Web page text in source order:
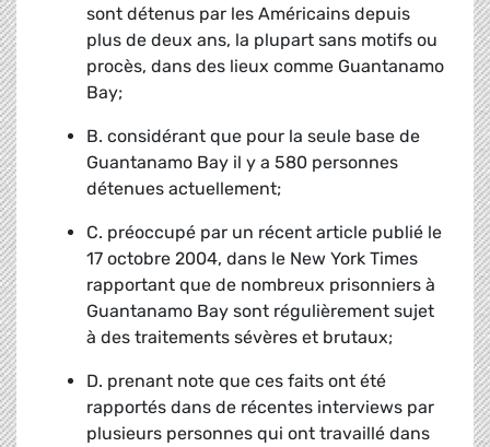
sont détenus par les Américains depuis
plus de deux ans, la plupart sans motifs ou
procès, dans des lieux comme Guantanamo
Bay;
B. considérant que pour la seule base de
Guantanamo Bay il y a 580 personnes
détenues actuellement;
C. préoccupé par un récent article publié le
17 octobre 2004, dans le New York Times
rapportant que de nombreux prisonniers à
Guantanamo Bay sont régulièrement sujet
à des traitements sévères et brutaux;
D. prenant note que ces faits ont été
rapportés dans de récentes interviews par
plusieurs personnes qui ont travaillé dans